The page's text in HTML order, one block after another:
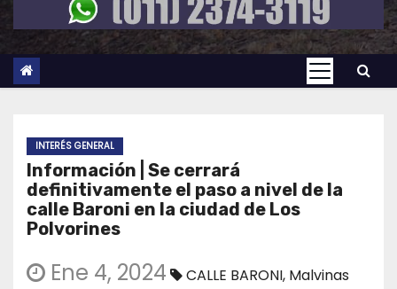
INTERÉS GENERAL
Información | Se cerrará
definitivamente el paso a nivel de la
calle Baroni en la ciudad de Los
Polvorines
Ene 4, 2024 CALLE BARONI, Malvinas